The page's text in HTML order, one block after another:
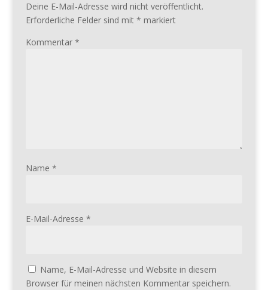
Deine E-Mail-Adresse wird nicht veröffentlicht.
Erforderliche Felder sind mit * markiert
Kommentar *
Name *
E-Mail-Adresse *
Name, E-Mail-Adresse und Website in diesem
Browser für meinen nächsten Kommentar speichern.